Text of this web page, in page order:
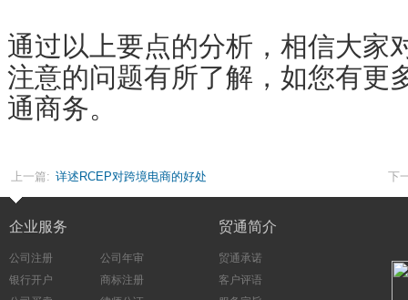
通过以上要点的分析，相信大家
注意的问题有所了解，如您有更
通商务。
上一篇: 详述RCEP对跨境电商的好处 下
企业服务
公司注册
公司年审
银行开户
商标注册
贸通简介
贸通承诺
客户评语